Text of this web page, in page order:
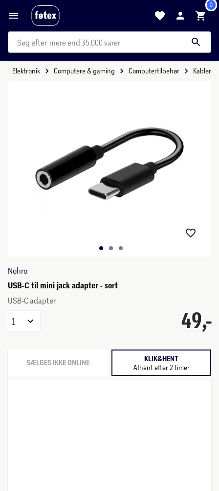
0
mere end 35.000 varer
Elektronik Computere & gaming Computertilbehør Kabler
Nohro
USB-C til mini jack adapter - sort
USB-C adapter
49,-
1
SÆLGES IKKE ONLINE KLIK&HENT
Afhent efter 2 timer